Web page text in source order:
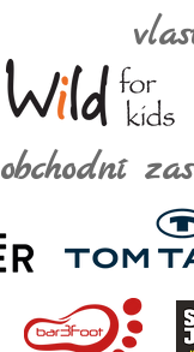
obchodní